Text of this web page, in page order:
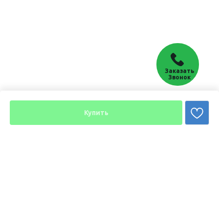
Купить
Заказать
Звонок